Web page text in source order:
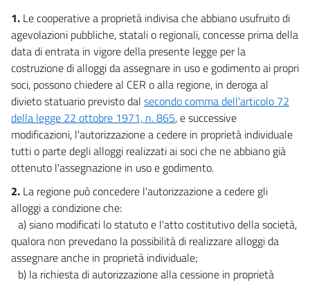
CAPO VI
DISPOSIZIONI PER LE COOPERATIVE A
PROPRIETÀ INDIVISA
17
18
19
CAPO VII
NORME FINALI E TRANSITORIE
20
21
22
23
24
1. Le cooperative a proprietà indivisa che abbiano usufruito di
agevolazioni pubbliche, statali o regionali, concesse prima della
data di entrata in vigore della presente legge per la
costruzione di alloggi da assegnare in uso e godimento ai propri
soci, possono chiedere al CER o alla regione, in deroga al
divieto statuario previsto dal secondo comma dell'articolo 72
della legge 22 ottobre 1971, n. 865, e successive
modificazioni, l'autorizzazione a cedere in proprietà individuale
tutti o parte degli alloggi realizzati ai soci che ne abbiano già
ottenuto l'assegnazione in uso e godimento.
2. La regione può concedere l'autorizzazione a cedere gli
alloggi a condizione che:
a) siano modificati lo statuto e l'atto costitutivo della società,
qualora non prevedano la possibilità di realizzare alloggi da
assegnare anche in proprietà individuale;
b) la richiesta di autorizzazione alla cessione in proprietà